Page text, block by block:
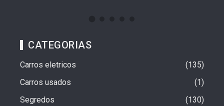
CATEGORIAS
Carros eletricos
135
Carros usados
1
Segredos
130